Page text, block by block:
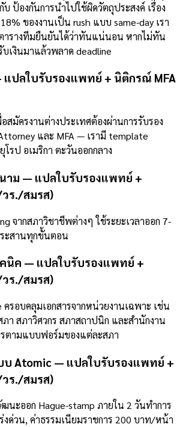
ป้องกันการนำไปใช้ผิดวัตถุประสงค์ เรื่อง
ของงานเป็น rush แบบ same-day เรา
ารางทีมยืนยันได้ว่าทันแน่นอน หากไม่ทัน
เงินมาแล้วพลาด deadline
ปลใบรับรองแพทย์ + นิติกรณ์ MFA
สมัครงานต่างประเทศต้องผ่านการรับรอง
และ MFA — เรามี template
รป อเมริกา ตะวันออกกลาง
าม — แปลใบรับรองแพทย์ +
ร./สมรส)
จากสภาวิชาชีพต่างๆ ใช้ระยะเวลาออก 7-
ะสานทุกขั้นตอน
นิค — แปลใบรับรองแพทย์ +
ร./สมรส)
รอบคลุมเอกสารจากหน่วยงานเฉพาะ เช่น
สภาวิศวกร สภาสถาปนิก และสำนักงาน
รตามแบบฟอร์มของแต่ละสภา
บ Atomic — แปลใบรับรองแพทย์ +
ร./สมรส)
ฒนะออก Hague-stamp ภายใน 2 วันทำการ
งด่วน, ค่าธรรมเนียมราชการ 200 บาท/หน้า